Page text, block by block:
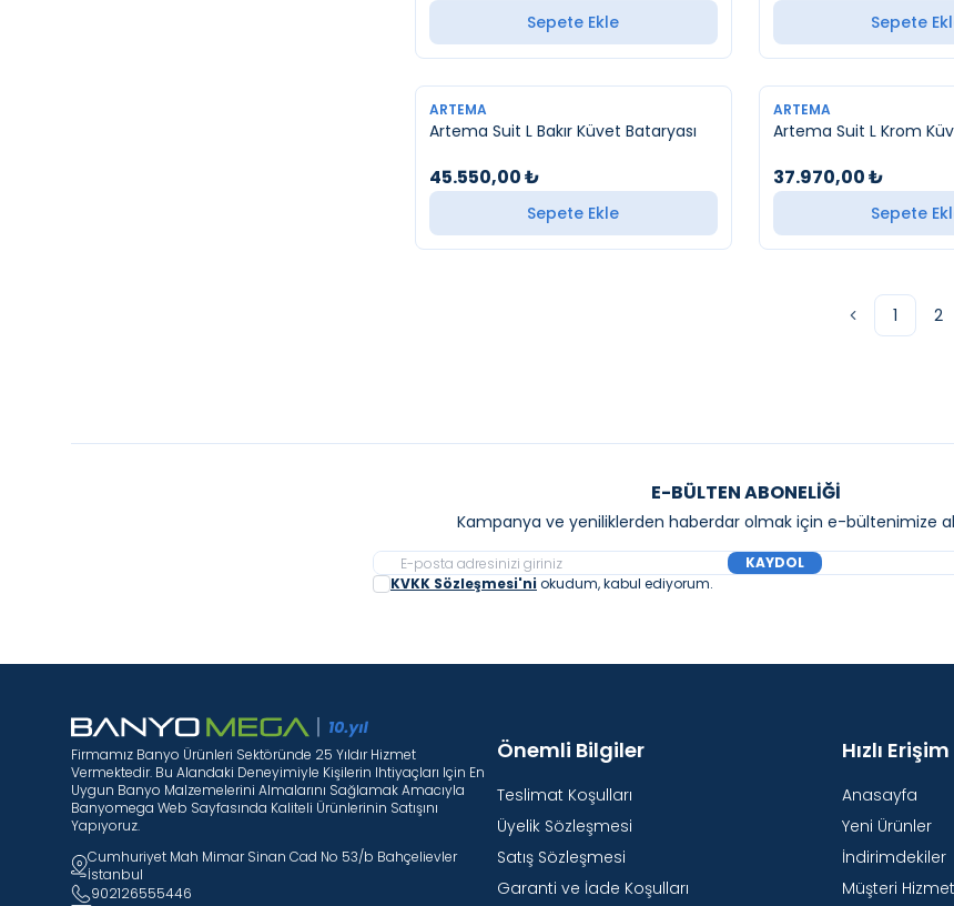
Sepete Ekle Sepete
YENI
ARTEMA
Artema Suit L Bakır Küvet Bataryası
45.550,00₺
Sepete Ekle
YENI
ARTEMA
Artema Suit L
37.970,00₺
Sepete
1 2
E-BÜLTEN ABONELIĞI
Kampanya ve yeniliklerden haberdar olmak için e-bültenimize
KAYDOL
KVKK Sözleşmesi'ni okudum, kabul ediyorum.
Firmamız Banyo Ürünleri Sektöründe 25 Yıldır Hizmet
Vermektedir. Bu Alandaki Deneyimiyle Kişilerin Ihtiyaçları Için En
Uygun Banyo Malzemelerini Almalarını Sağlamak Amacıyla
Banyomega Web Sayfasında Kaliteli Ürünlerinin Satışını
Yapıyoruz.
Cumhuriyet Mah Mimar Sinan Cad No 53/b Bahçelievler
İstanbul
902126555446
Önemli Bilgiler
Teslimat Koşulları
Üyelik Sözleşmesi
Satış Sözleşmesi
Garanti ve İade Koşulları
Hızlı Erişim
Anasayfa
Yeni Ürünler
İndirimdekiler
Müşteri